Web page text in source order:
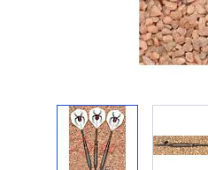
View larger image